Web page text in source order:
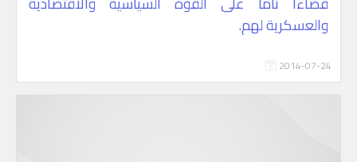
والعسكرية لهم.
2014-07-24